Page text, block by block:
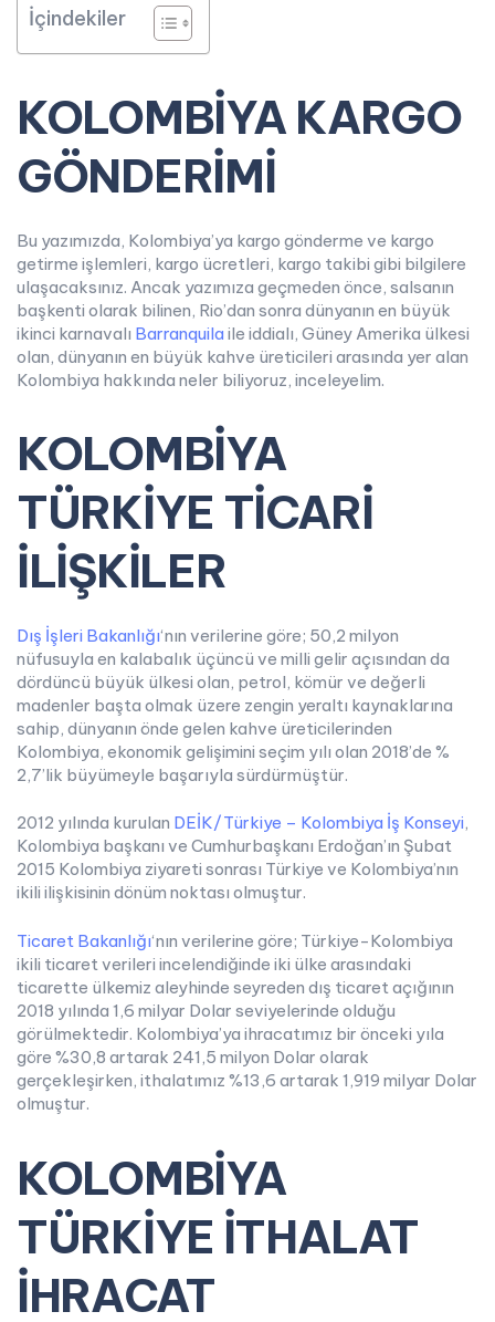
İçindekiler
KOLOMBİYA KARGO
GÖNDERİMİ
Bu yazımızda, Kolombiya’ya kargo gönderme ve kargo
getirme işlemleri, kargo ücretleri, kargo takibi gibi bilgilere
ulaşacaksınız. Ancak yazımıza geçmeden önce, salsanın
başkenti olarak bilinen, Rio’dan sonra dünyanın en büyük
ikinci karnavalı Barranquila ile iddialı, Güney Amerika ülkesi
olan, dünyanın en büyük kahve üreticileri arasında yer alan
Kolombiya hakkında neler biliyoruz, inceleyelim.
KOLOMBİYA
TÜRKİYE TİCARİ
İLİŞKİLER
Dış İşleri Bakanlığı‘nın verilerine göre; 50,2 milyon
nüfusuyla en kalabalık üçüncü ve milli gelir açısından da
dördüncü büyük ülkesi olan, petrol, kömür ve değerli
madenler başta olmak üzere zengin yeraltı kaynaklarına
sahip, dünyanın önde gelen kahve üreticilerinden
Kolombiya, ekonomik gelişimini seçim yılı olan 2018’de %
2,7’lik büyümeyle başarıyla sürdürmüştür.
2012 yılında kurulan DEİK/Türkiye – Kolombiya İş Konseyi,
Kolombiya başkanı ve Cumhurbaşkanı Erdoğan’ın Şubat
2015 Kolombiya ziyareti sonrası Türkiye ve Kolombiya’nın
ikili ilişkisinin dönüm noktası olmuştur.
Ticaret Bakanlığı‘nın verilerine göre; Türkiye-Kolombiya
ikili ticaret verileri incelendiğinde iki ülke arasındaki
ticarette ülkemiz aleyhinde seyreden dış ticaret açığının
2018 yılında 1,6 milyar Dolar seviyelerinde olduğu
görülmektedir. Kolombiya’ya ihracatımız bir önceki yıla
göre %30,8 artarak 241,5 milyon Dolar olarak
gerçekleşirken, ithalatımız %13,6 artarak 1,919 milyar Dolar
olmuştur.
KOLOMBİYA
TÜRKİYE İTHALAT
İHRACAT